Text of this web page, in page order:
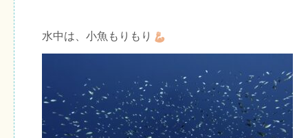
水中は、小魚もりもり